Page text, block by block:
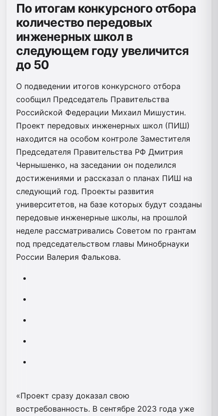
По итогам конкурсного отбора
количество передовых
инженерных школ в
следующем году увеличится
до 50
О подведении итогов конкурсного отбора
сообщил Председатель Правительства
Российской Федерации Михаил Мишустин.
Проект передовых инженерных школ (ПИШ)
находится на особом контроле Заместителя
Председателя Правительства РФ Дмитрия
Чернышенко, на заседании он поделился
достижениями и рассказал о планах ПИШ на
следующий год. Проекты развития
университетов, на базе которых будут созданы
передовые инженерные школы, на прошлой
неделе рассматривались Советом по грантам
под председательством главы Минобрнауки
России Валерия Фалькова.
«Проект сразу доказал свою
востребованность. В сентябре 2023 года уже